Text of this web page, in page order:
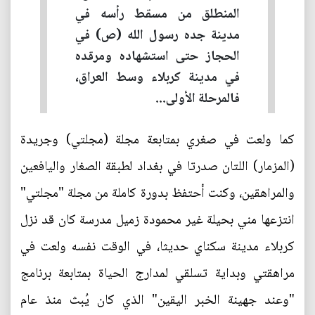
المنطلق من مسقط رأسه في
مدينة جده رسول الله (ص) في
الحجاز حتى استشهاده ومرقده
في مدينة كربلاء وسط العراق،
فالمرحلة الأولى...
كما ولعت في صغري بمتابعة مجلة (مجلتي) وجريدة
(المزمار) اللتان صدرتا في بغداد لطبقة الصغار واليافعين
والمراهقين، وكنت أحتفظ بدورة كاملة من مجلة "مجلتي"
انتزعها مني بحيلة غير محمودة زميل مدرسة كان قد نزل
كربلاء مدينة سكناي حديثا، في الوقت نفسه ولعت في
مراهقتي وبداية تسلقي لمدارج الحياة بمتابعة برنامج
"وعند جهينة الخبر اليقين" الذي كان يُبث منذ عام